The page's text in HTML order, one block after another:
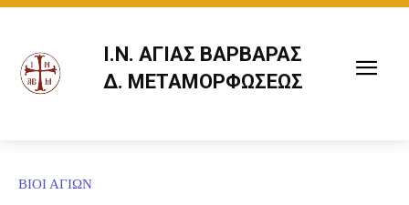
Ι.Ν. ΑΓΙΑΣ ΒΑΡΒΑΡΑΣ
Δ. ΜΕΤΑΜΟΡΦΩΣΕΩΣ
ΒΙΟΙ ΑΓΙΩΝ